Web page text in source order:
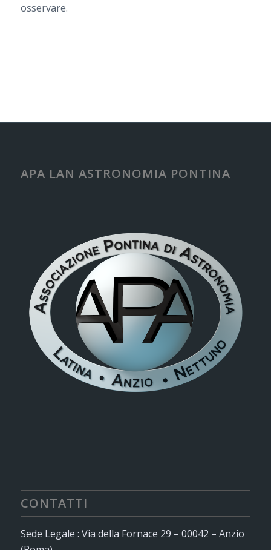
osservare.
APA LAN ASTRONOMIA PONTINA
CONTATTI
Sede Legale : Via della Fornace 29 – 00042 – Anzio